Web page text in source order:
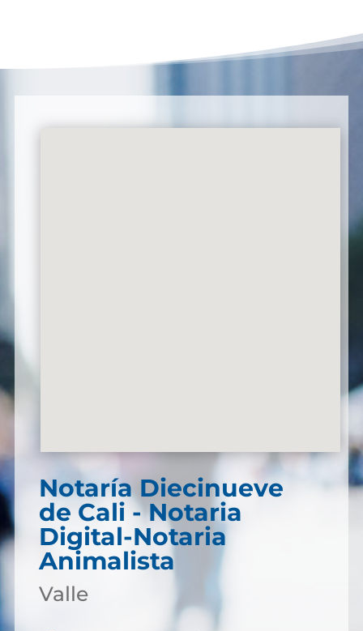
Notaría Diecinueve
de Cali - Notaria
Digital-Notaria
Animalista
Valle